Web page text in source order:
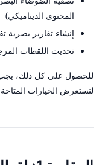
المحتوى الديناميكي)
إنشاء تقارير بصرية
تحديث اللقطات
للحصول على كل ذلك، يجب
لنستعرض الخيارات